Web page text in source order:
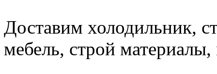
Доставим холодильник,
мебель, строй